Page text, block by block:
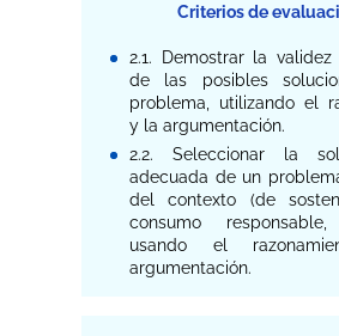
Criterios de
2.1. Demostrar la validez
de las posibles
problema, utilizando el
y la argumentación.
2.2. Seleccionar la
adecuada de un
del contexto (de
consumo responsable,
usando el
argumentación.